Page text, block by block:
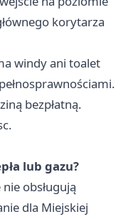
korytarza
windy ani toalet
bezpłatną.
lub gazu?
obsługują
dla Miejskiej